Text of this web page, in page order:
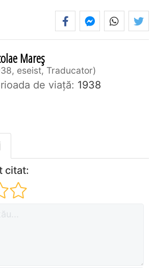
Mareș
eseist, Traducator
de viaţă: 1938
citat: